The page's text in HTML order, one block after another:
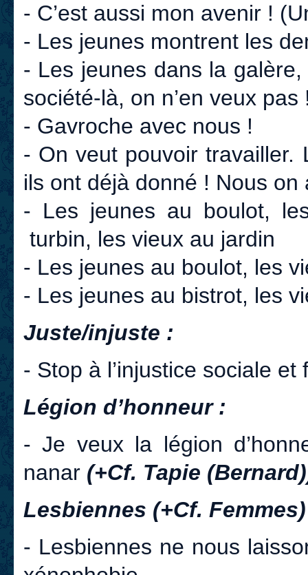
- C’est aussi mon avenir !
- Les jeunes montrent les
- Les jeunes dans la
société-là, on n’en veux pas
- Gavroche avec nous !
- On veut pouvoir travailler.
ils ont déjà donné ! Nous
- Les jeunes au boulot,
turbin, les vieux au jardin
- Les jeunes au boulot, les
- Les jeunes au bistrot, les
Juste/injuste :
- Stop à l’injustice sociale et
Légion d’honneur :
- Je veux la légion
nanar (+Cf. Tapie
Lesbiennes (+Cf.
- Lesbiennes ne nous